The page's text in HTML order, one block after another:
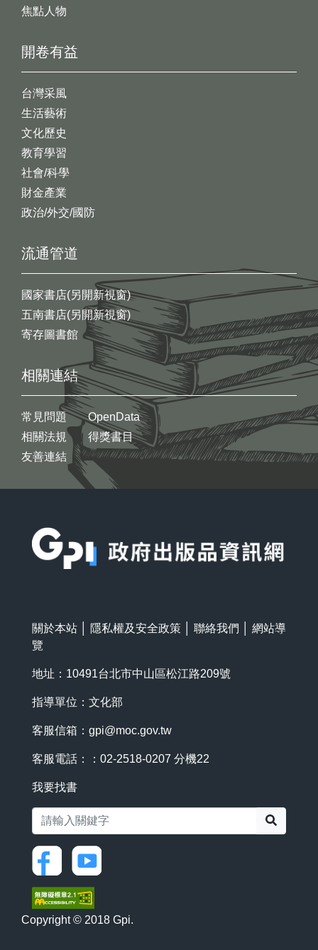
開卷有益
台灣采風
生活藝術
文化歷史
教育學習
社會/科學
財金產業
政治/外交/國防
焦點人物
流通管道
國家書店(另開新視窗)
五南書店(另開新視窗)
寄存圖書館
相關連結
常見問題
相關法規
友善連結
OpenData
得獎書目
關於本站 隱私權及安全政策 聯絡我們
網站導
覽
地址：10491台北市中山區松江路209號
指導單位：文化部
客服信箱： gpi@moc.gov.tw
客服電話：：02-2518-0207 分機22
我要找書
Copyright © 2018 Gpi.